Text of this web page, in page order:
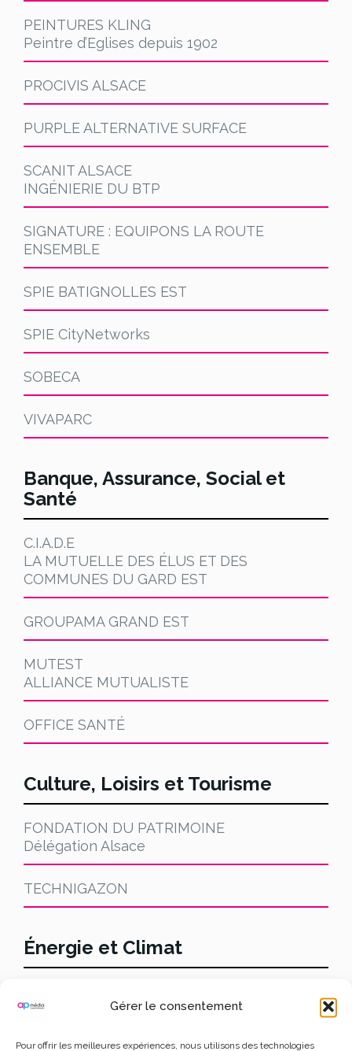
Gérer le consentement
Pour offrir les meilleures expériences, nous utilisons des technologies
PEINTURES KLING
Peintre d’Eglises depuis 1902
PROCIVIS ALSACE
PURPLE ALTERNATIVE SURFACE
SCANIT ALSACE
INGÉNIERIE DU BTP
SIGNATURE : EQUIPONS LA ROUTE
ENSEMBLE
SPIE BATIGNOLLES EST
SPIE CityNetworks
SOBECA
VIVAPARC
Banque, Assurance, Social et
Santé
C.I.A.D.E
LA MUTUELLE DES ÉLUS ET DES
COMMUNES DU GARD EST
GROUPAMA GRAND EST
MUTEST
ALLIANCE MUTUALISTE
OFFICE SANTÉ
Culture, Loisirs et Tourisme
FONDATION DU PATRIMOINE
Délégation Alsace
TECHNIGAZON
Énergie et Climat